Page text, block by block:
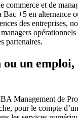
commerce et de
Bac +5 en alternance
des entreprises,
partenaires.
un
Management de
pour le compte